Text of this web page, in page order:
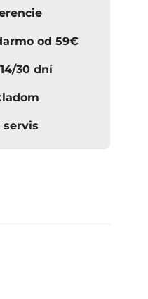
od 59€
30 dní
servis